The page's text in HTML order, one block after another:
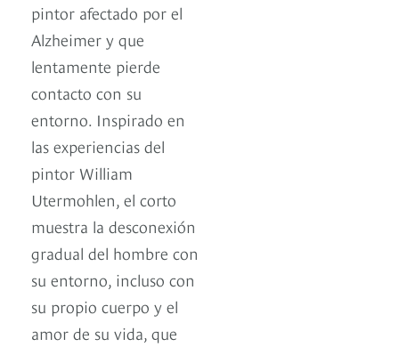
pintor afectado por el
Alzheimer y que
lentamente pierde
contacto con su
entorno. Inspirado en
las experiencias del
pintor William
Utermohlen, el corto
muestra la desconexión
gradual del hombre con
su entorno, incluso con
su propio cuerpo y el
amor de su vida, que